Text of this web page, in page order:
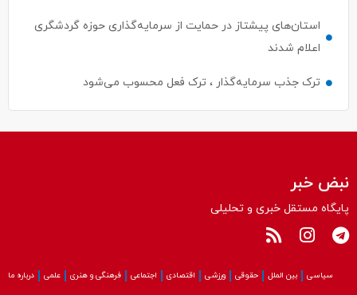
استان‌های پیشتاز در حمایت از سرمایه‌گذاری حوزه گردشگری
اعلام شدند
ترک جذب سرمایه‌گذار ، ترک فعل محسوب می‌شود
نبض خبر
پایگاه مستقل خبری و تحلیلی
سیاسی بین الملل حقوقی ورزشی اقتصادی اجتماعی فرهنگی و هنری علمی درباره ما